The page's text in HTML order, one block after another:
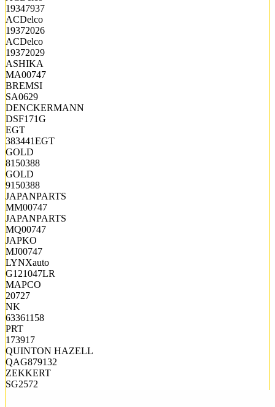
19347937
ACDelco
19372026
ACDelco
19372029
ASHIKA
MA00747
BREMSI
SA0629
DENCKERMANN
DSF171G
EGT
383441EGT
GOLD
8150388
GOLD
9150388
JAPANPARTS
MM00747
JAPANPARTS
MQ00747
JAPKO
MJ00747
LYNXauto
G121047LR
MAPCO
20727
NK
63361158
PRT
173917
QUINTON HAZELL
QAG879132
ZEKKERT
SG2572